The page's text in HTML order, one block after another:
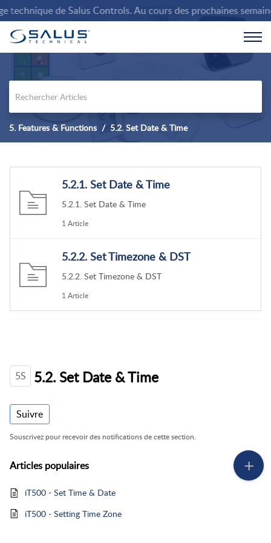
technique de Salus Controls. Au cours des prochaines
5. Features & Functions 5.2. Set Date & Time
5.2.1. Set Date & Time
5.2.1. Set Date & Time
1 Article
5.2.2. Set Timezone & DST
5.2.2. Set Timezone & DST
1 Article
5S 5.2. Set Date & Time
Suivre
Souscrivez pour recevoir des notifications de cette section.
Articles populaires
iT500 - Set Time & Date
iT500 - Setting Time Zone